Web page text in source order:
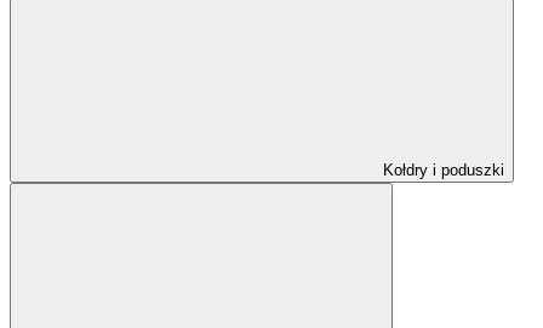
Kołdry i poduszki